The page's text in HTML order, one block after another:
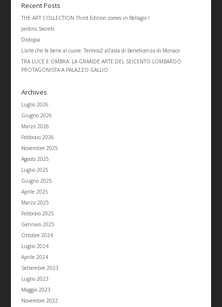
Recent Posts
THE ART COLLECTION Third Edition comes in Bellagio !
Jardins Secrets
Distopia
L’arte che fa bene al cuore: Termox2 all’asta di beneficenza di Monaco
TRA LUCE E OMBRA: LA GRANDE ARTE DEL SEICENTO LOMBARDO
PROTAGONISTA A PALAZZO GALLIO
Archives
Luglio 2026
Giugno 2026
Marzo 2026
Febbraio 2026
Novembre 2025
Agosto 2025
Luglio 2025
Giugno 2025
Aprile 2025
Marzo 2025
Febbraio 2025
Gennaio 2025
Ottobre 2024
Luglio 2024
Aprile 2024
Settembre 2023
Luglio 2023
Maggio 2023
Novembre 2022